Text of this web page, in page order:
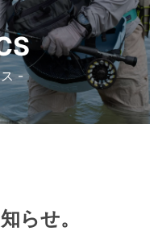
-
らせ。